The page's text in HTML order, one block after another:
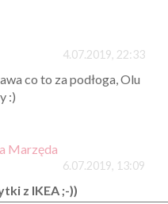
4.07.2019, 22:33
co to za podłoga, Olu
:)
Marzęda
6.07.2019, 13:09
z IKEA ;-))